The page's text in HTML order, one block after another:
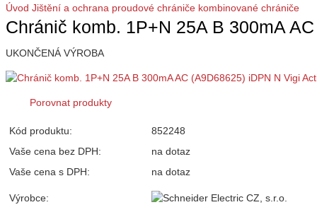
Úvod Jištění a ochrana proudové chrániče kombinované chrániče
Chránič komb. 1P+N 25A B 300mA
UKONČENÁ VÝROBA
Porovnat produkty
Kód produktu:
852248
Vaše cena bez DPH:
na dotaz
Vaše cena s DPH:
na dotaz
Výrobce: